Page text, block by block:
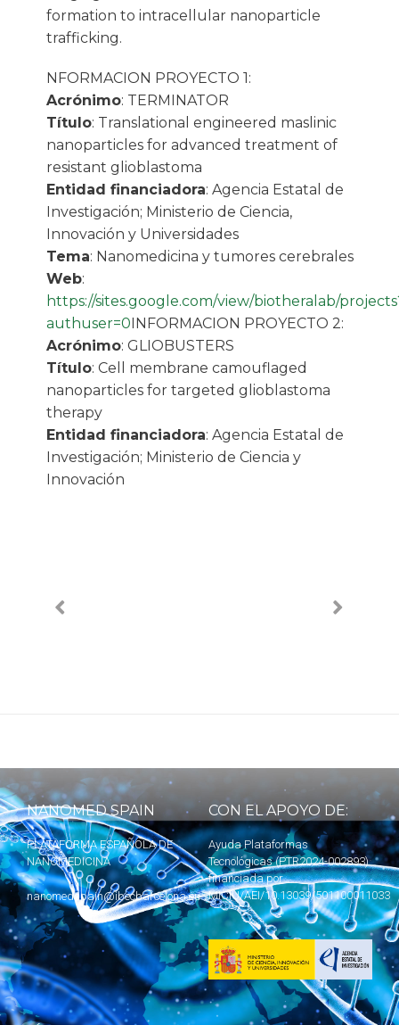
formation to intracellular nanoparticle
trafficking.
NFORMACION PROYECTO 1:
Acrónimo: TERMINATOR
Título: Translational engineered maslinic
nanoparticles for advanced treatment of
resistant glioblastoma
Entidad financiadora: Agencia Estatal de
Investigación; Ministerio de Ciencia,
Innovación y Universidades
Tema: Nanomedicina y tumores cerebrales
Web:
https://sites.google.com/view/biotheralab/
authuser=0INFORMACION PROYECTO 2:
Acrónimo: GLIOBUSTERS
Título: Cell membrane camouflaged
nanoparticles for targeted glioblastoma
therapy
Entidad financiadora: Agencia Estatal de
Investigación; Ministerio de Ciencia y
Innovación
NANOMED SPAIN
PLATAFORMA ESPAÑOLA DE
NANOMEDICINA
nanomedspain@ibecbarcelona.eu
CON EL APOYO DE:
Ayuda Plataformas
Tecnológicas (PTR2024-002893)
financiada por
MICIU/AEI/10.13039/501100011033